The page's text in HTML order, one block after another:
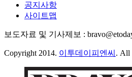
공지사항
사이트맵
보도자료 및 기사제보 :
Copyright 2014. 이투데이피엔씨 . All